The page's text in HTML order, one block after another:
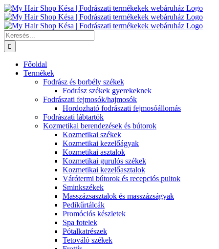
Kihagyás
Keresés...
Főoldal
Termékek
Fodrász és borbély székek
Fodrász székek gyerekeknek
Fodrászati fejmosók/hajmosók
Hordozható fodrászati fejmosóállomás
Fodrászati lábtartók
Kozmetikai berendezések és bútorok
Kozmetikai székek
Kozmetikai kezelőágyak
Kozmetikai asztalok
Kozmetikai gurulós székek
Kozmetikai kezelőasztalok
Várótermi bútorok és recepciós pultok
Sminkszékek
Masszázsasztalok és masszázságyak
Pedikűrtálcák
Promóciós készletek
Spa fotelek
Pótalkatrészek
Tetováló székek